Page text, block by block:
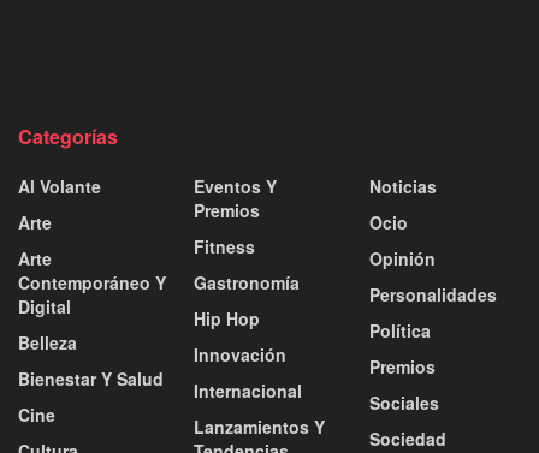
Categorías
Al Volante
Arte
Arte
Contemporáneo Y
Digital
Belleza
Bienestar Y Salud
Cine
Eventos Y
Premios
Fitness
Gastronomía
Hip Hop
Innovación
Internacional
Lanzamientos Y
Noticias
Ocio
Opinión
Personalidades
Política
Premios
Sociales
Sociedad